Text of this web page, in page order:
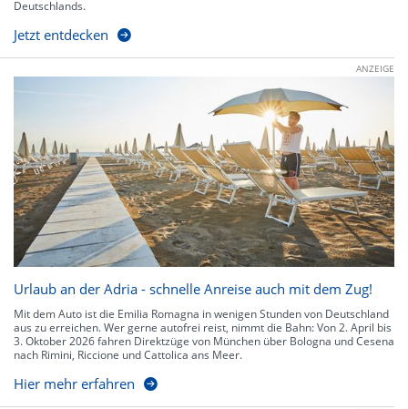
Deutschlands.
Jetzt entdecken
ANZEIGE
Urlaub an der Adria - schnelle Anreise auch mit dem Zug!
Mit dem Auto ist die Emilia Romagna in wenigen Stunden von Deutschland
aus zu erreichen. Wer gerne autofrei reist, nimmt die Bahn: Von 2. April bis
3. Oktober 2026 fahren Direktzüge von München über Bologna und Cesena
nach Rimini, Riccione und Cattolica ans Meer.
Hier mehr erfahren